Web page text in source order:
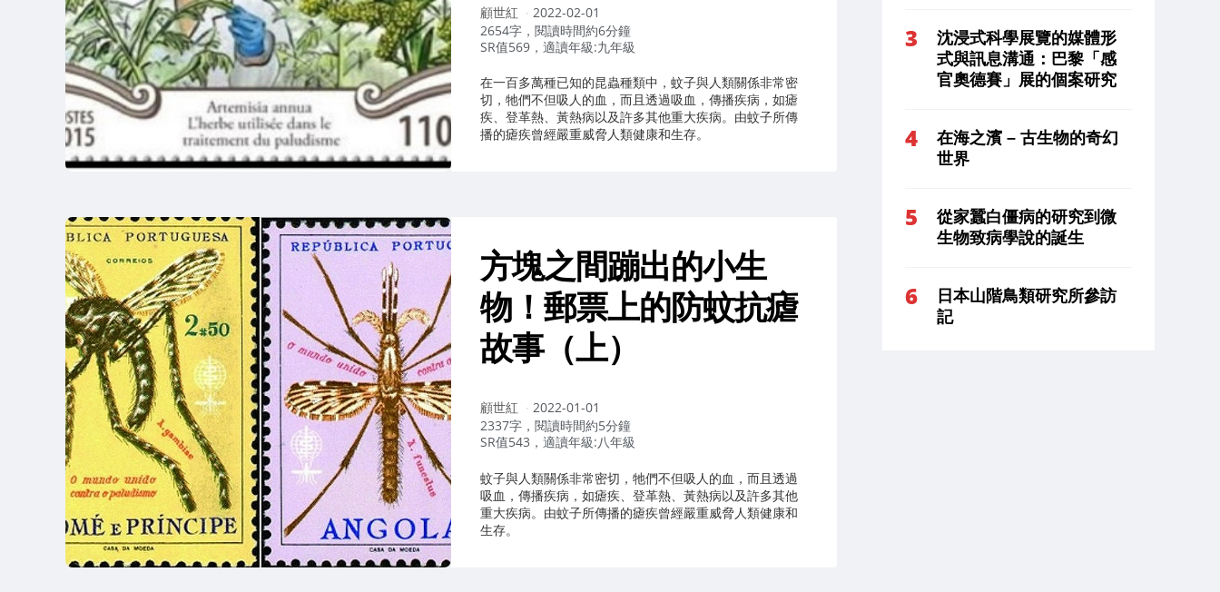
作
者：
顧世紅
2022-02-01
2654字，閱讀時間約6分鐘
SR值569，適讀年級:九年級
在一百多萬種已知的昆蟲種類中，蚊子與人類關係非常密
切，牠們不但吸人的血，而且透過吸血，傳播疾病，如瘧
疾、登革熱、黃熱病以及許多其他重大疾病。由蚊子所傳
播的瘧疾曾經嚴重威脅人類健康和生存。
方塊之間蹦出的小生
物！郵票上的防蚊抗瘧
故事（上）
作
者：
顧世紅
2022-01-01
2337字，閱讀時間約5分鐘
SR值543，適讀年級:八年級
蚊子與人類關係非常密切，牠們不但吸人的血，而且透過
吸血，傳播疾病，如瘧疾、登革熱、黃熱病以及許多其他
重大疾病。由蚊子所傳播的瘧疾曾經嚴重威脅人類健康和
生存。
沈浸式科學展覽的媒體形
式與訊息溝通：巴黎「感
官奧德賽」展的個案研究
在海之濱 – 古生物的奇幻
世界
從家蠶白僵病的研究到微
生物致病學說的誕生
日本山階鳥類研究所參訪
記